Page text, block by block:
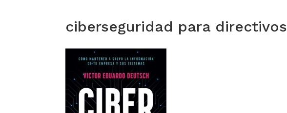
ciberseguridad para directivos